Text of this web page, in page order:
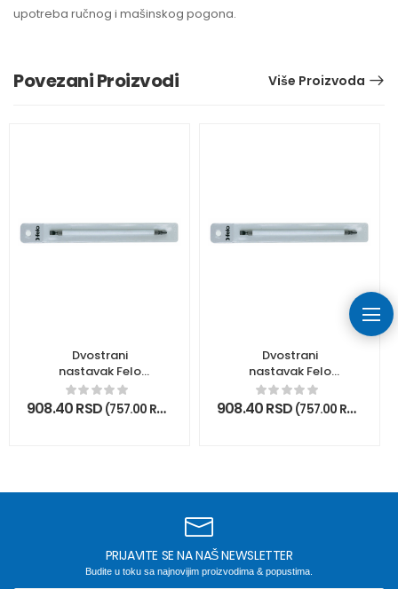
upotreba ručnog i mašinskog pogona.
Povezani Proizvodi Više Proizvoda
Dvostrani
nastavak Felo
Industrial Smart
TORX TX20/TX25 x
160 06622504 u
908.40RSD (757.00 RSD bez PDV)
Dvostrani
nastavak Felo
Industrial Smart
TORX TX10/TX15 x
160 06611504 u
908.40RSD (757.00 RSD
PRIJAVITE SE NA NAŠ NEWSLETTER
Budite u toku sa najnovijim proizvodima & popustima.